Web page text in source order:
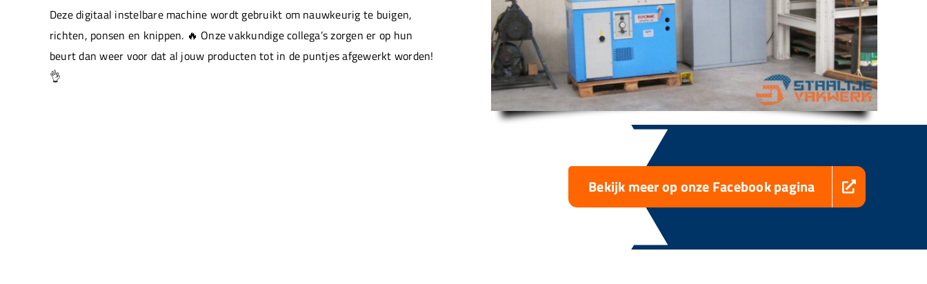
Deze digitaal instelbare machine wordt gebruikt om nauwkeurig te buigen,
richten, ponsen en knippen. 🔥 Onze vakkundige collega’s zorgen er op hun
beurt dan weer voor dat al jouw producten tot in de puntjes afgewerkt worden!
👌
Bekijk meer op onze Facebook pagina